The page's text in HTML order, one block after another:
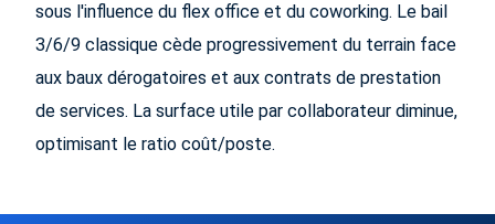
sous l'influence du flex office et du coworking. Le bail
3/6/9 classique cède progressivement du terrain face
aux baux dérogatoires et aux contrats de prestation
de services. La surface utile par collaborateur diminue,
optimisant le ratio coût/poste.